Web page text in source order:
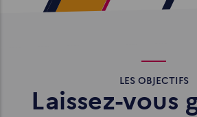
LES OBJECTIFS
Laissez-vous